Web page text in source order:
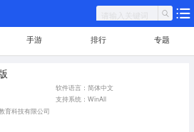
手游 排行 专题
软件语言：简体中文
支持系统：WinAll
育科技有限公司